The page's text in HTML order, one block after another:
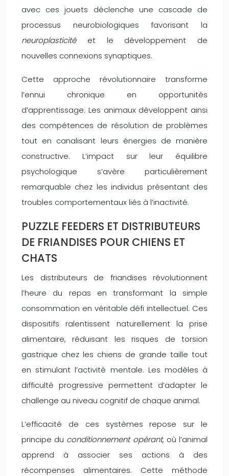
avec ces jouets déclenche une cascade de
processus neurobiologiques favorisant la
neuroplasticitéet le développement de
nouvelles connexions synaptiques.
Cette approche révolutionnaire transforme
l’ennui chronique en opportunités
d’apprentissage. Les animaux développent ainsi
des compétences de résolution de problèmes
tout en canalisant leurs énergies de manière
constructive. L’impact sur leur équilibre
psychologique s’avère particulièrement
remarquable chez les individus présentant des
troubles comportementaux liés à l’inactivité.
PUZZLE FEEDERS ET DISTRIBUTEURS
DE FRIANDISES POUR CHIENS ET
CHATS
Les distributeurs de friandises révolutionnent
l’heure du repas en transformant la simple
consommation en véritable défi intellectuel. Ces
dispositifs ralentissent naturellement la prise
alimentaire, réduisant les risques de torsion
gastrique chez les chiens de grande taille tout
en stimulant l’activité mentale. Les modèles à
difficulté progressive permettent d’adapter le
challenge au niveau cognitif de chaque animal.
L’efficacité de ces systèmes repose sur le
principe du conditionnement opérant, où l’animal
apprend à associer ses actions à des
récompenses alimentaires. Cette méthode